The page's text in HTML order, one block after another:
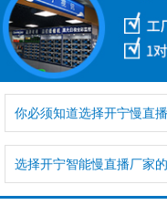
你必须知道选择开宁慢直
选择开宁智能慢直播厂家